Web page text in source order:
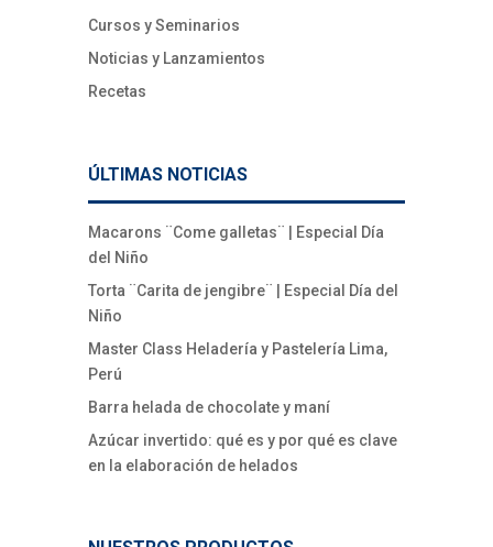
Cursos y Seminarios
Noticias y Lanzamientos
Recetas
ÚLTIMAS NOTICIAS
Macarons ¨Come galletas¨ | Especial Día
del Niño
Torta ¨Carita de jengibre¨ | Especial Día del
Niño
Master Class Heladería y Pastelería Lima,
Perú
Barra helada de chocolate y maní
Azúcar invertido: qué es y por qué es clave
en la elaboración de helados